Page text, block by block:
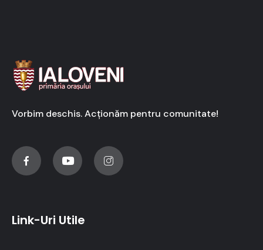
Vorbim deschis. Acționăm pentru comunitate!
Link-Uri Utile